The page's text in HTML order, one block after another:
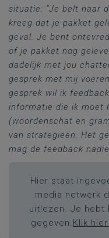
situatie: “Je belt naar
kreeg dat je pakket
geval. Je bent
of je pakket nog
dadelijk met jou
gesprek met mij
gesprek wil ik
informatie die ik moet
(woordenschat en
van strategieën. Het
mag de feedback
Hier staat
media netwerk
uitlezen. Je hebt
gegeven. Klik